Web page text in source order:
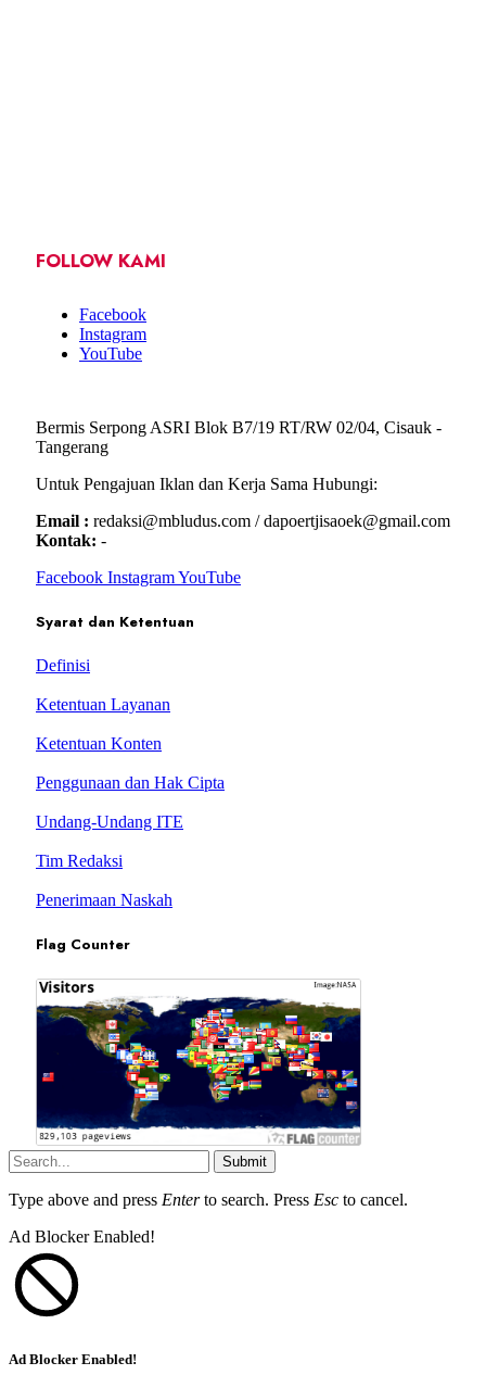
FOLLOW KAMI
Facebook
Instagram
YouTube
Bermis Serpong ASRI Blok B7/19 RT/RW 02/04, Cisauk -
Tangerang
Untuk Pengajuan Iklan dan Kerja Sama Hubungi:
Email : redaksi@mbludus.com / dapoertjisaoek@gmail.com
Kontak: -
Facebook InstagramYouTube
Syarat dan Ketentuan
Definisi
Ketentuan Layanan
Ketentuan Konten
Penggunaan dan Hak Cipta
Undang-Undang ITE
Tim Redaksi
Penerimaan Naskah
Flag Counter
Submit
Type above and press Enterto search. Press Esc to cancel.
Ad Blocker Enabled!
Ad Blocker Enabled!